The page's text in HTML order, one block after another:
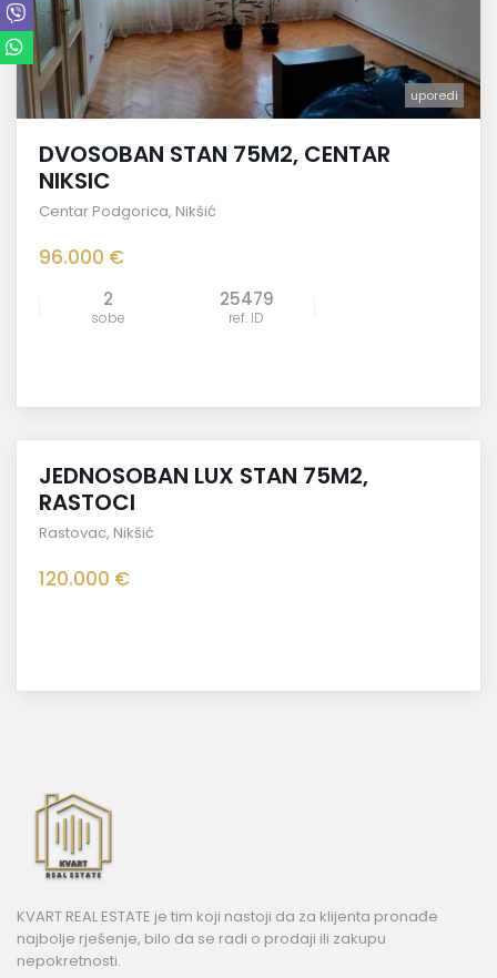
uporedi
DVOSOBAN STAN 75M2, CENTAR
NIKSIC
Centar Podgorica, Nikšić
96.000 €
2
sobe
25479
ref. ID
JEDNOSOBAN LUX STAN 75M2,
RASTOCI
Rastovac, Nikšić
120.000 €
KVART REAL ESTATE je tim koji nastoji da za klijenta pronađe
najbolje rješenje, bilo da se radi o prodaji ili zakupu
nepokretnosti.